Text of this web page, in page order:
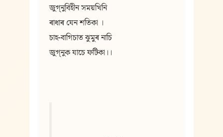
জুগ্‌নুবিহীন সময়খিনি
ৰাধাৰ যেন শতিকা ।
চাহ-বাগিচাত ঝুমুৰ নাচি
জুগ্‌নুক যাচে ফটিকা।।